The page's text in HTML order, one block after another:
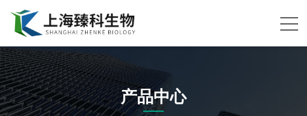
产品中心